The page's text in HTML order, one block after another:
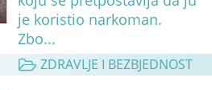
je koristio narkoman.
Zbo...
ZDRAVLJE I BEZBJEDNOST